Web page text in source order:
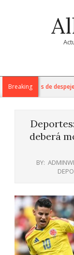
Navigation
MenuBreaking
trabajos de despeje
deberá
BY: